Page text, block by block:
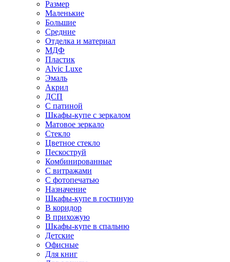
Размер
Маленькие
Большие
Средние
Отделка и материал
МДФ
Пластик
Alvic Luxe
Эмаль
Акрил
ДСП
С патиной
Шкафы-купе с зеркалом
Матовое зеркало
Стекло
Цветное стекло
Пескоструй
Комбинированные
С витражами
С фотопечатью
Назначение
Шкафы-купе в гостиную
В коридор
В прихожую
Шкафы-купе в спальню
Детские
Офисные
Для книг